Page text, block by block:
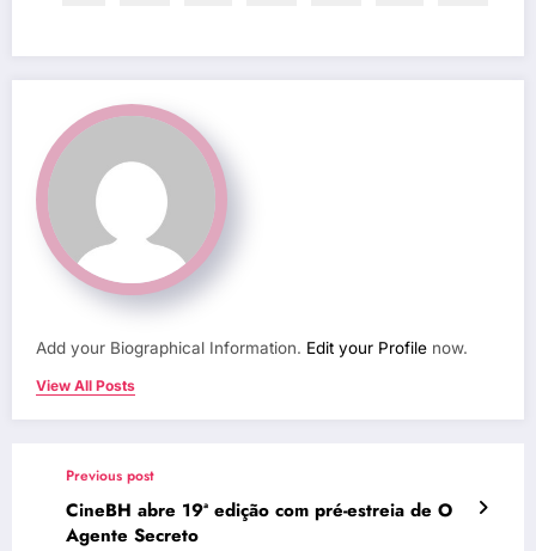
Add your Biographical Information. Edit your Profile now.
View All Posts
Previous post
CineBH abre 19ª edição com pré-estreia de O
Agente Secreto